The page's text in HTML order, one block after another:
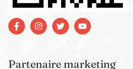
Partenaire marketing